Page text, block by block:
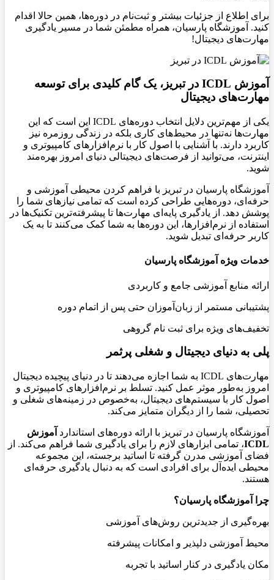
برای اطلاع از جزئیات بیشتر و ثبت‌نام در دوره‌ها، همین حالا اقدام
کنید. آموزشگاه پارسیان، همراه مطمئن شما در مسیر یادگیری
مهارت‌های دیجیتال!
آموزش ICDL
در تبریز، یک گام کلیدی برای توسعه
مهارت‌های دیجیتال
یکی از مهم‌ترین دلایل انتخاب دوره‌های
ICDL این است که این
مهارت‌ها نه‌تنها در محیط‌های کاری بلکه در زندگی روزمره نیز
کاربرد دارند. با آشنایی با اصول کار با نرم‌افزارهای کامپیوتری و
اینترنت، می‌توانید از فرصت‌های دیجیتالی دنیای امروز بهره‌مند
شوید.
آموزشگاه پارسیان در تبریز با فراهم کردن محیطی آموزشی و
حرفه‌ای، دوره‌هایی طراحی کرده است که تمامی نیازهای شما را
پوشش دهد. از یادگیری پایه‌ای مهارت‌ها تا پیشرفته‌ترین تکنیک‌ها در
استفاده از نرم‌افزارها، این دوره‌ها به شما کمک می‌کنند تا به یک
کاربر حرفه‌ای تبدیل شوید.
خدمات ویژه آموزشگاه پارسیان
ارائه منابع آموزشی جامع و کاربردی
پشتیبانی مستمر از زبان‌آموزان حتی پس از اتمام دوره
تخفیف‌های ویژه برای ثبت ‌نام گروهی
پلی به دنیای دیجیتال و شغلی پرثمر
مهارت‌های
ICDL به شما اجازه می‌دهند تا در دنیای پیچیده دیجیتال
امروز به‌طور موثر عمل کنید. تسلط بر نرم‌افزارهای کامپیوتری و
اصول کار با سیستم‌های دیجیتال، به‌خصوص در زمینه‌های شغلی و
تحصیلی، شما را از دیگران متمایز می‌کند.
آموزشگاه پارسیان در تبریز با ارائه دوره‌های استاندارد آموزش
ICDL، تمامی ابزارهای لازم را برای یادگیری شما فراهم می‌کند. از
فضای آموزشی مدرن گرفته تا اساتید برجسته، این مجموعه
محیطی ایده‌آل برای افرادی است که به دنبال یادگیری حرفه‌ای
هستند.
چرا آموزشگاه پارسیان؟
بهره‌گیری از جدیدترین روش‌های آموزشی
محیط آموزشی دلپذیر و امکانات پیشرفته
مکان یادگیری در کنار اساتید با تجربه